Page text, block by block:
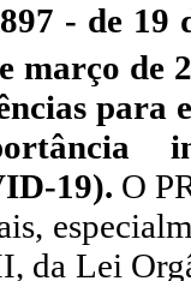
- de 19
março de
para
19). O
da Lei